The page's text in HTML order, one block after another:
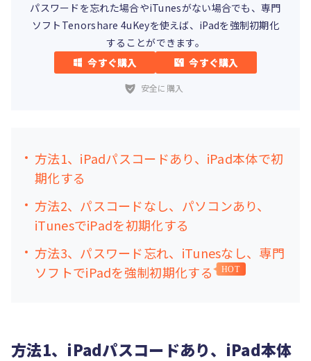
パスワードを忘れた場合やiTunesがない場合でも、専門
ソフトTenorshare 4uKeyを使えば、iPadを強制初期化
することができます。
今すぐ購入
今すぐ購入
安全に購入
方法1、iPadパスコードあり、iPad本体で初
期化する
方法2、パスコードなし、パソコンあり、
iTunesでiPadを初期化する
方法3、パスワード忘れ、iTunesなし、専門
ソフトでiPadを強制初期化する
HOT
方法1、iPadパスコードあり、iPad本体